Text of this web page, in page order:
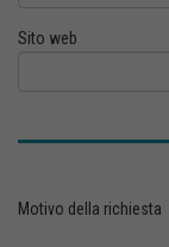
Sito web
Motivo della richiesta